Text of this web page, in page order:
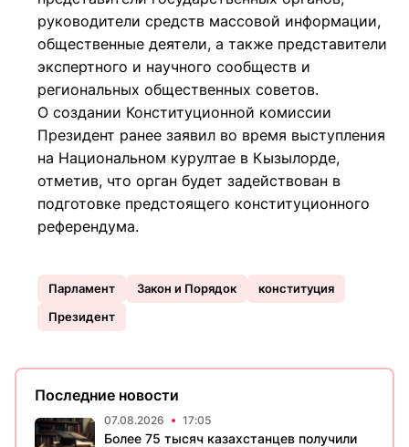
руководители средств массовой информации,
общественные деятели, а также представители
экспертного и научного сообществ и
региональных общественных советов.
О создании Конституционной комиссии
Президент ранее заявил во время выступления
на Национальном курултае в Кызылорде,
отметив, что орган будет задействован в
подготовке предстоящего конституционного
референдума.
Парламент Закон и Порядок
конституция
Президент
Последние новости
07.08.2026 17:05
Более 75 тысяч казахстанцев получили